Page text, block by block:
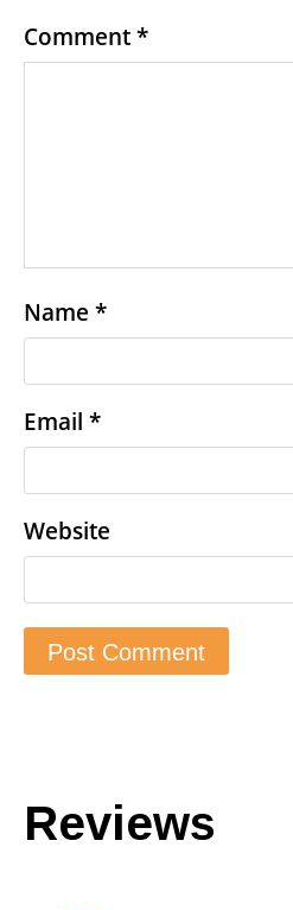
Comment*
Name *
Email *
Website
Reviews